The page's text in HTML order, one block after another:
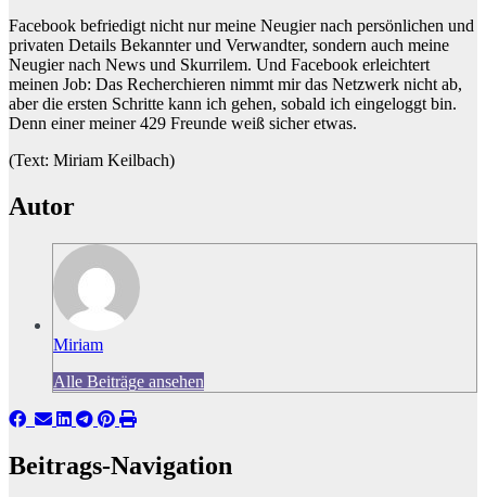
Facebook befriedigt nicht nur meine Neugier nach persönlichen und
privaten Details Bekannter und Verwandter, sondern auch meine
Neugier nach News und Skurrilem. Und Facebook erleichtert
meinen Job: Das Recherchieren nimmt mir das Netzwerk nicht ab,
aber die ersten Schritte kann ich gehen, sobald ich eingeloggt bin.
Denn einer meiner 429 Freunde weiß sicher etwas.
(Text: Miriam Keilbach)
Autor
Miriam
Alle Beiträge ansehen
Beitrags-Navigation